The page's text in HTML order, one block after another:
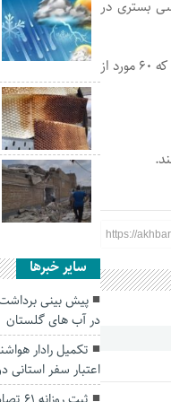
بستری در
او افزود : از اول مهرماه تاکنون ۱۴۳ مورد نمونه گیری آنفلوآنزا از افراد مراجعه کننده به بیمارستان‌ها انجام شد که ۶۰ مورد از
https://
سایر خبرها
در آب های گلستان
تکمیل رادار
اعتبار سفر استانی